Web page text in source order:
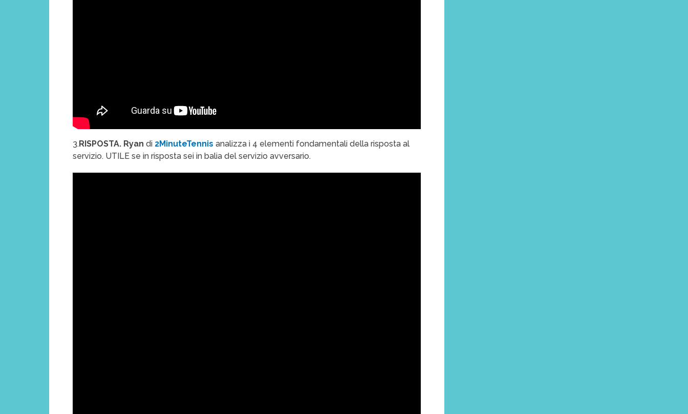
3.RISPOSTA. Ryan di 2MinuteTennis analizza i 4 elementi fondamentali della risposta al
servizio. UTILE se in risposta sei in balia del servizio avversario.